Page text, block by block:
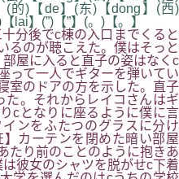
(的)【de】(东)【dong】(西)
lai】(”)【”】(。)【。】
分後でc棟の入口までくると
るのが聴こえた。僕はそっと
屋に入ると直子の姿はなくc
って一人でギターを弾いてい
室のドアの方を示した。直子
た。それからレイコさんはギ
cとなりに座るように僕に言
ンをふたつのグラスに分け
カーテンを閉めた暗い部屋
たり前のことのように抱きあ
彼女のシャツを脱がせc下着